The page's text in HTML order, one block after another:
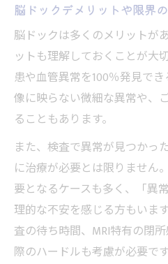
脳ドックデメリットや限界
脳ドックは多くのメリットが
ットも理解しておくことが大
患や血管異常を100％発見で
像に映らない微細な異常や、
ることもあります。
また、検査で異常が見つかっ
に治療が必要とは限りません
要となるケースも多く、「異
理的な不安を感じる方もいま
査の待ち時間、MRI特有の閉
際のハードルも考慮が必要です